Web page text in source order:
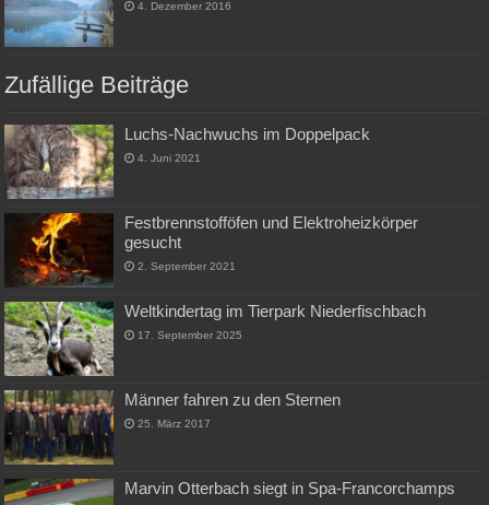
4. Dezember 2016
Zufällige Beiträge
Luchs-Nachwuchs im Doppelpack
4. Juni 2021
Festbrennstofföfen und Elektroheizkörper
gesucht
2. September 2021
Weltkindertag im Tierpark Niederfischbach
17. September 2025
Männer fahren zu den Sternen
25. März 2017
Marvin Otterbach siegt in Spa-Francorchamps